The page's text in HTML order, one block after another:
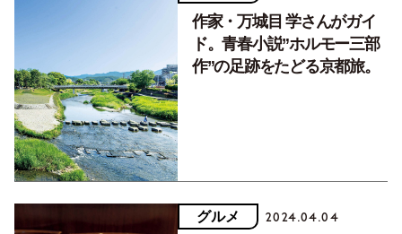
作家・万城目 学さんがガイ
ド。青春小説”ホルモー三部
作”の足跡をたどる京都旅。
グルメ 2024.04.04